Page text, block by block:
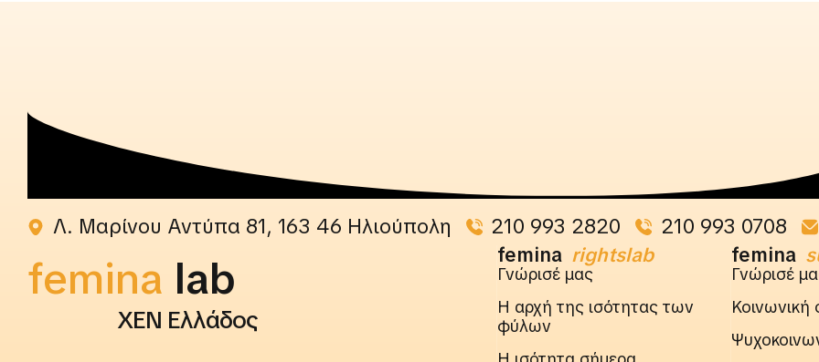
Λ. Μαρίνου Αντύπα 81, 163 46 Ηλιούπολη 210 993 2820
femina rightslab femina rightslab
Γνώρισέ μας Γνώρισέ